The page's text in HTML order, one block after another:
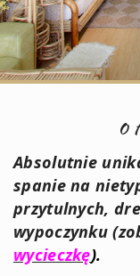
o
Absolutnie
spanie na
przytulnych,
wypoczynku
wycieczkę).